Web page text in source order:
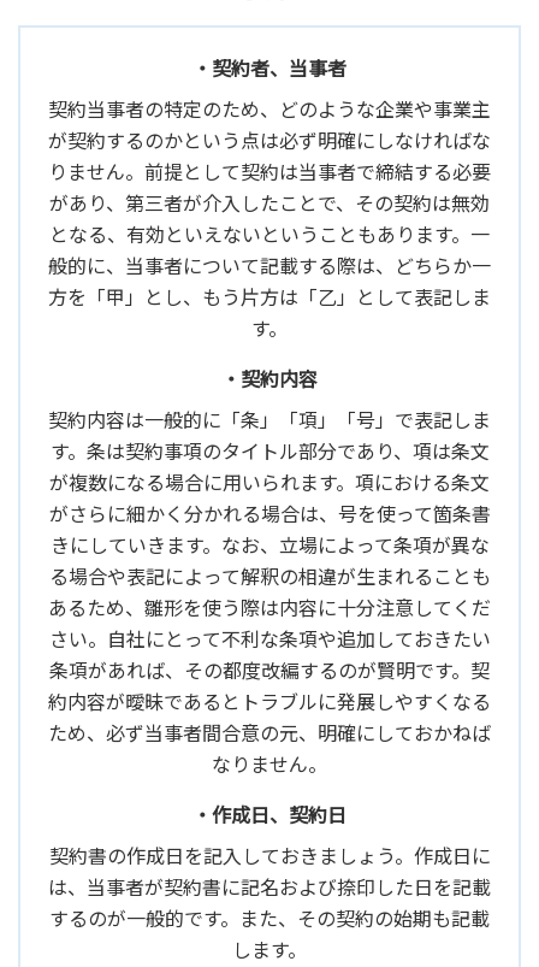
・契約者、当事者
契約当事者の特定のため、どのような企業や事業主
が契約するのかという点は必ず明確にしなければな
りません。前提として契約は当事者で締結する必要
があり、第三者が介入したことで、その契約は無効
となる、有効といえないということもあります。一
般的に、当事者について記載する際は、どちらか一
方を「甲」とし、もう片方は「乙」として表記しま
す。
・契約内容
契約内容は一般的に「条」「項」「号」で表記しま
す。条は契約事項のタイトル部分であり、項は条文
が複数になる場合に用いられます。項における条文
がさらに細かく分かれる場合は、号を使って箇条書
きにしていきます。なお、立場によって条項が異な
る場合や表記によって解釈の相違が生まれることも
あるため、雛形を使う際は内容に十分注意してくだ
さい。自社にとって不利な条項や追加しておきたい
条項があれば、その都度改編するのが賢明です。契
約内容が曖昧であるとトラブルに発展しやすくなる
ため、必ず当事者間合意の元、明確にしておかねば
なりません。
・作成日、契約日
契約書の作成日を記入しておきましょう。作成日に
は、当事者が契約書に記名および捺印した日を記載
するのが一般的です。また、その契約の始期も記載
します。